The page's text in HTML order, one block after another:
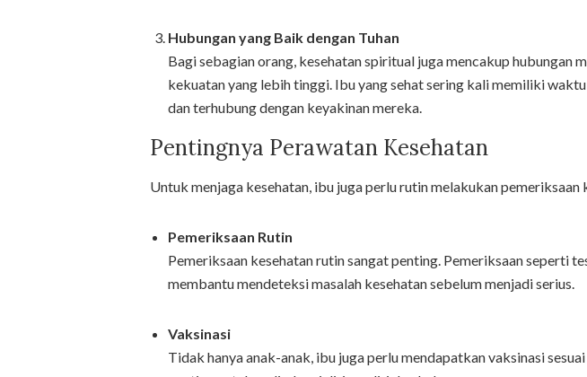
Hubungan yang Baik dengan Tuhan
Bagi sebagian orang, kesehatan spiritual juga mencakup hubungan
kekuatan yang lebih tinggi. Ibu yang sehat sering kali memiliki
dan terhubung dengan keyakinan mereka.
Pentingnya Perawatan Kesehatan
Untuk menjaga kesehatan, ibu juga perlu rutin melakukan pemeriksaan
Pemeriksaan Rutin
Pemeriksaan kesehatan rutin sangat penting. Pemeriksaan seperti
membantu mendeteksi masalah kesehatan sebelum menjadi serius.
Vaksinasi
Tidak hanya anak-anak, ibu juga perlu mendapatkan vaksinasi